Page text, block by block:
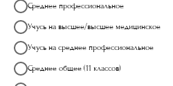
Среднее профессиональное
Учусь на высшее/высшее медицинское
Учусь на среднее профессиональное
Среднее общее (11 классов)